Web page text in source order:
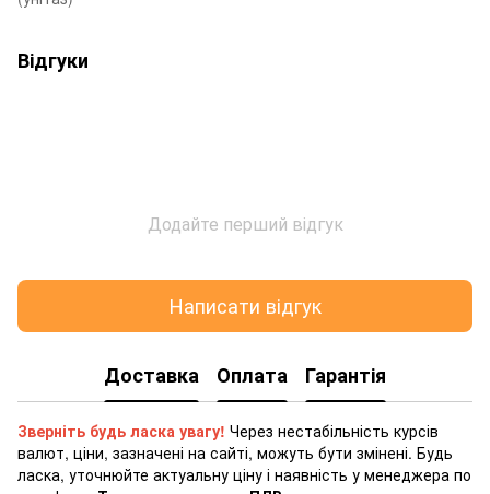
Відгуки
Додайте перший відгук
Написати відгук
Доставка Оплата Гарантія
Зверніть будь ласка увагу! Через нестабільність курсів
валют, ціни, зазначені на сайті, можуть бути змінені. Будь
ласка, уточнюйте актуальну ціну і наявність у менеджера по